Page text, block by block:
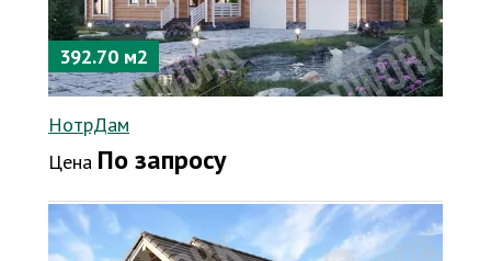
392.70 м2
НотрДам
Цена По запросу